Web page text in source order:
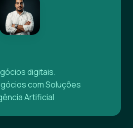
digitais.
com Soluções
Artificial